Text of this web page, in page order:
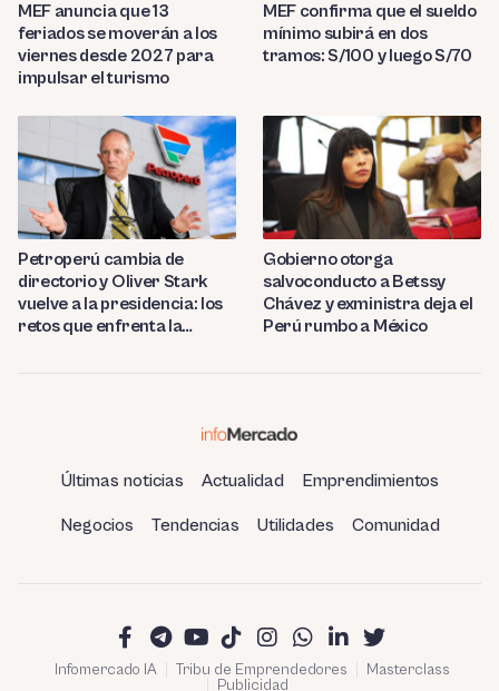
MEF anuncia que 13
feriados se moverán a los
viernes desde 2027 para
impulsar el turismo
MEF confirma que el sueldo
mínimo subirá en dos
tramos: S/100 y luego S/70
Petroperú cambia de
directorio y Oliver Stark
vuelve a la presidencia: los
retos que enfrenta la
Gobierno otorga
salvoconducto a Betssy
Chávez y exministra deja el
Perú rumbo a México
Últimas noticias Actualidad Emprendimientos
Negocios Tendencias Utilidades Comunidad
Infomercado IA Tribu de Emprendedores
Masterclass
Publicidad